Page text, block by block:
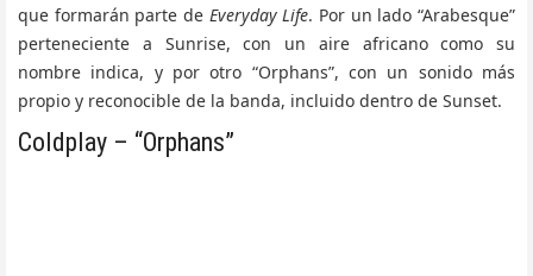
que formarán parte de Everyday Life. Por un lado “Arabesque”
perteneciente a Sunrise, con un aire africano como su
nombre indica, y por otro “Orphans”, con un sonido más
propio y reconocible de la banda, incluido dentro de Sunset.
Coldplay – “Orphans”